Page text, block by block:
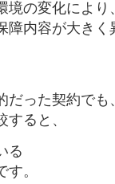
の変化により
障内容が大きく
だった契約でも
ると、
る
。